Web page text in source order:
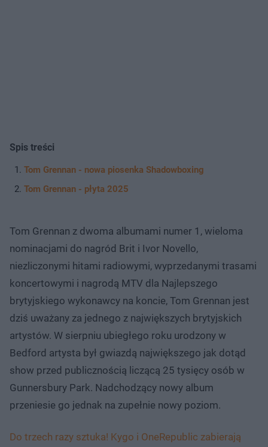
Spis treści
Tom Grennan - nowa piosenka Shadowboxing
Tom Grennan - płyta 2025
Tom Grennan z dwoma albumami numer 1, wieloma
nominacjami do nagród Brit i Ivor Novello,
niezliczonymi hitami radiowymi, wyprzedanymi trasami
koncertowymi i nagrodą MTV dla Najlepszego
brytyjskiego wykonawcy na koncie, Tom Grennan jest
dziś uważany za jednego z największych brytyjskich
artystów. W sierpniu ubiegłego roku urodzony w
Bedford artysta był gwiazdą największego jak dotąd
show przed publicznością liczącą 25 tysięcy osób w
Gunnersbury Park. Nadchodzący nowy album
przeniesie go jednak na zupełnie nowy poziom.
Do trzech razy sztuka! Kygo i OneRepublic zabierają